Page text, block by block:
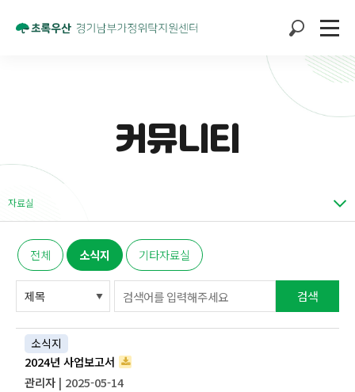
커뮤니티
자료실
전체 소식지 기타자료실
검색
소식지
2024년 사업보고서
관리자 | 2025-05-14